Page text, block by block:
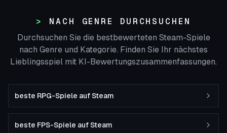
NACH GENRE DURCHSUCHEN
Durchsuchen Sie die bestbewerteten Steam-Spiele
nach Genre und Kategorie. Finden Sie Ihr nächstes
Lieblingsspiel mit KI-Bewertungszusammenfassungen.
beste RPG-Spiele auf Steam
beste FPS-Spiele auf Steam